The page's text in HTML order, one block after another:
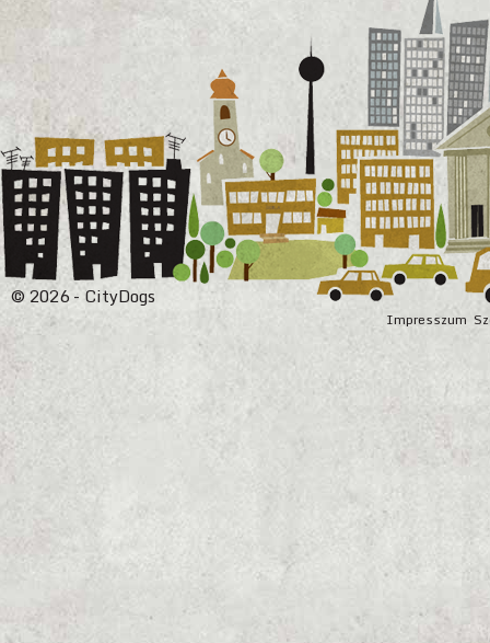
Impresszum
© 2026 - CityDogs